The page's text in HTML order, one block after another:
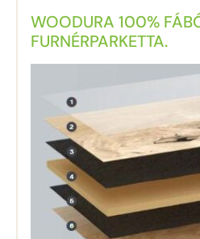
WOODURA 100%
FURNÉRPARKETTA.